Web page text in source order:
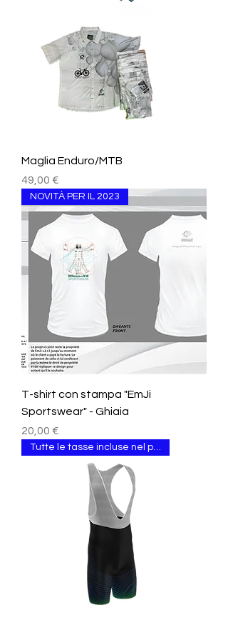
Maglia Enduro/MTB
Prezzo
49,00 €
NOVITÀ PER IL 2023
T-shirt con stampa "EmJi
Sportswear" - Ghiaia
Prezzo
20,00 €
Tutte le tasse incluse nel prezzo.